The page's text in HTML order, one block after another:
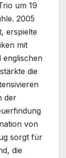
um 19
2005
erspielte
mit
englischen
die
der
von
sorgt für
die